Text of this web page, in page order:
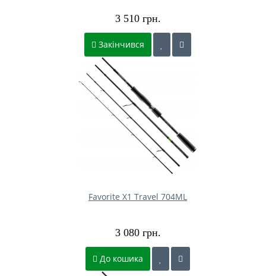
3 510 грн.
Закінчився
Favorite X1 Travel 704ML
3 080 грн.
До кошика